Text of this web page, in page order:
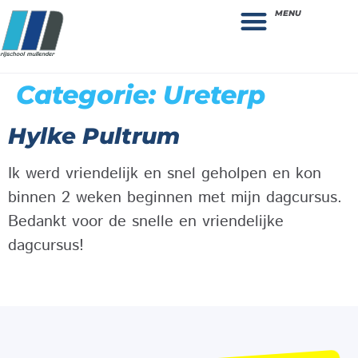
MENU
Categorie: Ureterp
Hylke Pultrum
Ik werd vriendelijk en snel geholpen en kon
binnen 2 weken beginnen met mijn dagcursus.
Bedankt voor de snelle en vriendelijke
dagcursus!